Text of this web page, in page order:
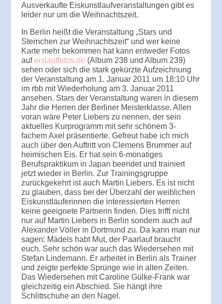
Ausverkaufte Eiskunstlaufveranstaltungen gibt es
leider nur um die Weihnachtszeit.
In Berlin heißt die Veranstaltung „Stars und
Sternchen zur Weihnachtszeit“ und wer keine
Karte mehr bekommen hat kann entweder Fotos
aufeislauffotos.de (Album 238 und Album 239)
sehen oder sich die stark gekürzte Aufzeichnung
der Veranstaltung am 1. Januar 2011 um 18:10 Uhr
im rbb mit Wiederholung am 3. Januar 2011
ansehen. Stars der Veranstaltung waren in diesem
Jahr die Herren der Berliner Meisterklasse. Allen
voran wäre Peter Liebers zu nennen, der sein
aktuelles Kurprogramm mit sehr schönem 3-
fachem Axel präsentierte. Gefreut habe ich mich
auch über den Auftritt von Clemens Brummer auf
heimischen Eis. Er hat sein 6-monatiges
Berufspraktikum in Japan beendet und trainiert
jetzt wieder in Berlin. Zur Trainingsgruppe
zurückgekehrt ist auch Martin Liebers. Es ist nicht
zu glauben, dass bei der Überzahl der weiblichen
Eiskunstläuferinnen die interessierten Herren
keine geeignete Partnerin finden. Dies trifft nicht
nur auf Martin Liebers in Berlin sondern auch auf
Alexander Völler in Dortmund zu. Da kann man nur
sagen: Mädels habt Mut, der Paarlauf braucht
euch. Sehr schön war auch das Wiedersehen mit
Stefan Lindemann. Er arbeitet in Berlin als Trainer
und zeigte perfekte Sprünge wie in alten Zeiten.
Das Wiedersehen mit Caroline Gülke-Frank war
gleichzeitig ein Abschied. Sie hängt ihre
Schlittschuhe an den Nagel.